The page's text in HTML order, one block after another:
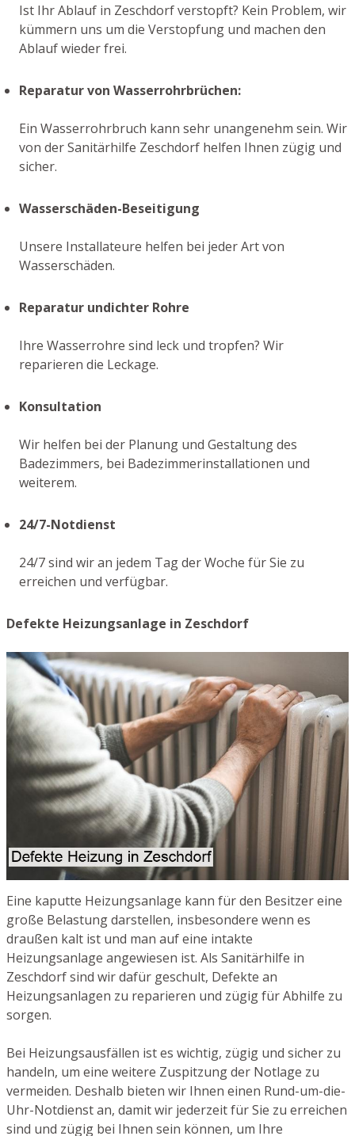
Ist Ihr Ablauf in Zeschdorf verstopft? Kein Problem, wir
kümmern uns um die Verstopfung und machen den
Ablauf wieder frei.
Reparatur von Wasserrohrbrüchen:
Ein Wasserrohrbruch kann sehr unangenehm sein. Wir
von der Sanitärhilfe Zeschdorf helfen Ihnen zügig und
sicher.
Wasserschäden-Beseitigung
Unsere Installateure helfen bei jeder Art von
Wasserschäden.
Reparatur undichter Rohre
Ihre Wasserrohre sind leck und tropfen? Wir
reparieren die Leckage.
Konsultation
Wir helfen bei der Planung und Gestaltung des
Badezimmers, bei Badezimmerinstallationen und
weiterem.
24/7-Notdienst
24/7 sind wir an jedem Tag der Woche für Sie zu
erreichen und verfügbar.
Defekte Heizungsanlage in Zeschdorf
Eine kaputte Heizungsanlage kann für den Besitzer eine
große Belastung darstellen, insbesondere wenn es
draußen kalt ist und man auf eine intakte
Heizungsanlage angewiesen ist. Als Sanitärhilfe in
Zeschdorf sind wir dafür geschult, Defekte an
Heizungsanlagen zu reparieren und zügig für Abhilfe zu
sorgen.
Bei Heizungsausfällen ist es wichtig, zügig und sicher zu
handeln, um eine weitere Zuspitzung der Notlage zu
vermeiden. Deshalb bieten wir Ihnen einen Rund-um-die-
Uhr-Notdienst an, damit wir jederzeit für Sie zu erreichen
sind und zügig bei Ihnen sein können, um Ihre